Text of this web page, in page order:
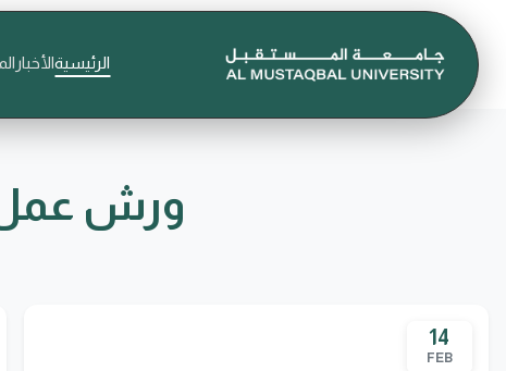
الرئيسيةالأخبار
ورش عمل
14
FEB